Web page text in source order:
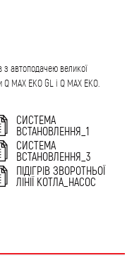
з автоподачею великої
MAX EKO GL і Q MAX EKO.
СИСТЕМА
ВСТАНОВЛЕННЯ_1
СИСТЕМА
ВСТАНОВЛЕННЯ_3
ПІДІГРІВ ЗВОРОТНЬОЇ
ЛІНІЇ КОТЛА_НАСОС